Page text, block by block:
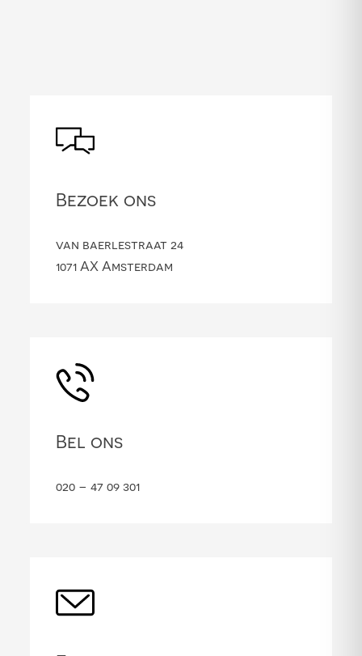
Bezoek ons
van baerlestraat 24
1071 AX Amsterdam
Bel ons
020 – 47 09 301